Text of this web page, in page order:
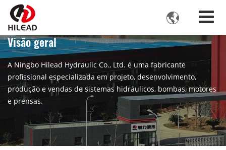

Visão geral
A Ningbo Hilead Hydraulic Co., Ltd. é uma fabricante
profissional especializada em projeto, desenvolvimento,
produção e vendas de sistemas hidráulicos, bombas, motores
e prensas.